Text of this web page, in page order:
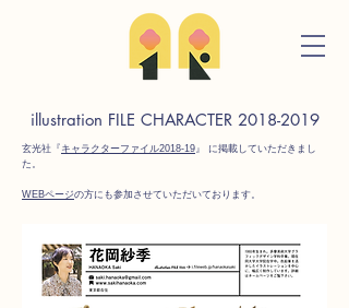
illustration FILE CHARACTER 2018-2019
玄光社『 キャラクターファイル2018-19』 に掲載していただきまし
た。
WEBページの方にも参加させていただいております。